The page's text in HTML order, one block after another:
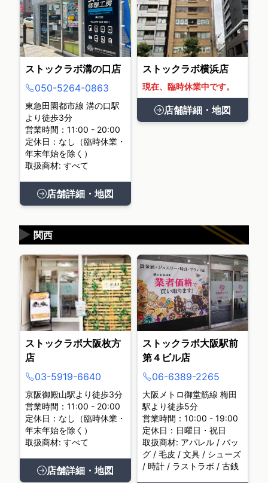
ストックラボ溝の口店
050-5264-0863
東急田園都市線 溝の口駅
より徒歩3分
営業時間：11:00 - 20:00
定休日：なし（臨時休業・
年末年始を除く）
取扱商材: すべて
店舗詳細・地図
ストックラボ横浜店
現在、臨時休業中です。
店舗詳細・地図
関西
▶
ストックラボ大阪枚方
店
03-5919-6640
京阪御殿山駅より徒歩3分
営業時間：11:00 - 20:00
定休日：なし（臨時休業・
年末年始を除く）
取扱商材: すべて
店舗詳細・地図
ストックラボ大阪駅前
第４ビル店
06-6389-2265
大阪メトロ御堂筋線 梅田
駅より徒歩5分
営業時間：10:00 - 19:00
定休日：日曜日・祝日
取扱商材: アパレル / バッ
グ / 毛皮 / 文具 / シューズ
/ 時計 / ラストラボ / 古銭